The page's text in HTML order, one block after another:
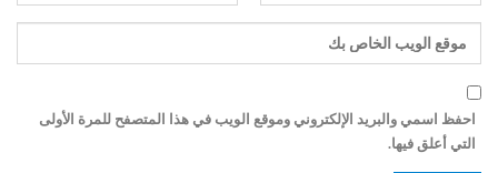
احفظ اسمي والبريد الإلكتروني وموقع الويب في هذا المتصفح للمرة الأولى
التي أعلق فيها.